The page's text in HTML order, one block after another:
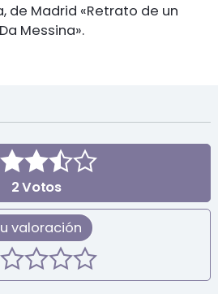
de Madrid «Retrato de un
Messina».
2Votos
valoración